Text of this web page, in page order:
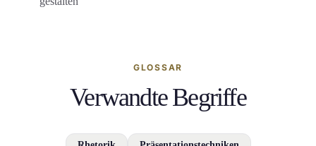
GLOSSAR
Verwandte Begriffe